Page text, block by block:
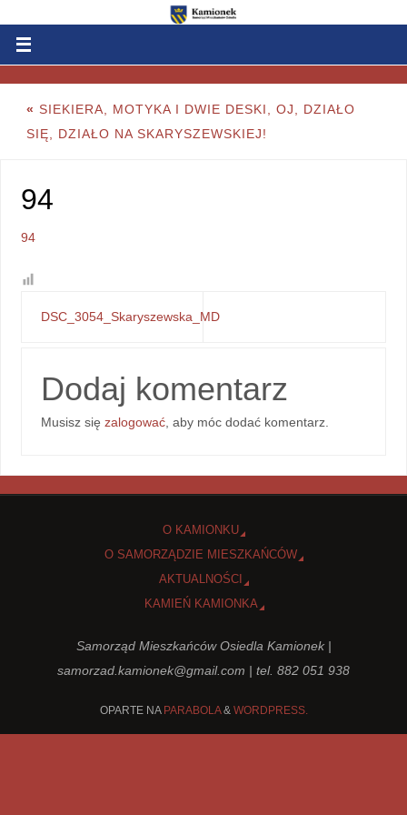
« SIEKIERA, MOTYKA I DWIE DESKI, OJ, DZIAŁO
SIĘ, DZIAŁO NA SKARYSZEWSKIEJ!
94
94
DSC_3054_Skaryszewska_MD
Dodaj komentarz
Musisz sięzalogować , aby móc dodać komentarz.
O KAMIONKU
O SAMORZĄDZIE MIESZKAŃCÓW
AKTUALNOŚCI
KAMIEŃ KAMIONKA
Samorząd Mieszkańców Osiedla Kamionek |
samorzad.kamionek@gmail.com | tel. 882 051 938
OPARTE NA PARABOLA& WORDPRESS.